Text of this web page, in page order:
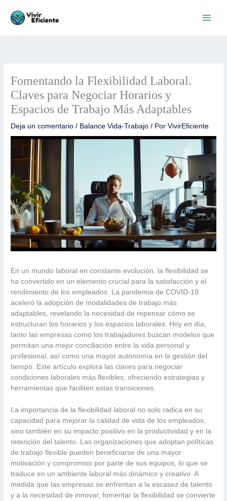
contenido
Fomentando la Flexibilidad Laboral.
Claves para Negociar Horarios y
Espacios de Trabajo Más Adaptables
Deja un comentario / Balance Vida-Trabajo / PorVivirEficiente
En un mundo laboral en constante evolución, la flexibilidad se
ha convertido en un elemento crucial para la satisfacción y el
rendimiento de los empleados. La pandemia de COVID-19
aceleró la adopción de modalidades de trabajo más
adaptables, revelando la necesidad de repensar cómo se
estructuran los horarios y los espacios laborales. Hoy en día,
tanto las empresas como los trabajadores buscan modelos que
permitan una mejor conciliación entre la vida personal y
profesional, así como una mayor autonomía en la gestión del
tiempo. Este artículo explora las claves para negociar
condiciones laborales más flexibles, ofreciendo estrategias y
herramientas que faciliten estas transiciones.
La importancia de la flexibilidad laboral no solo radica en su
capacidad para mejorar la calidad de vida de los empleados,
sino también en su impacto positivo en la productividad y en la
retención del talento. Las organizaciones que adoptan políticas
de trabajo flexible pueden beneficiarse de una mayor
motivación y compromiso por parte de sus equipos, lo que se
traduce en un ambiente laboral más dinámico y creativo. A
medida que las empresas se enfrentan a la escasez de talento
y a la necesidad de innovar, fomentar la flexibilidad se convierte